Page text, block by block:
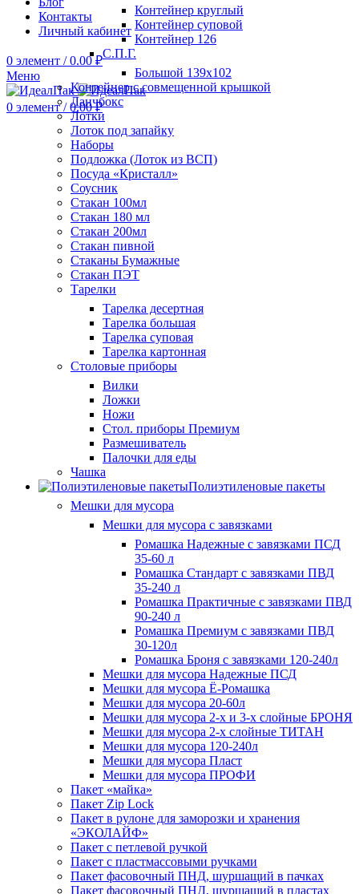
Контакты
Личный кабинет
0 элемент / 0.00₽
Меню
0 элемент / 0.00₽
Контейнер круглый
Контейнер суповой
Контейнер 126
С.П.Г.
Большой 139х102
Контейнер с совмещенной крышкой
Ланчбокс
Лотки
Лоток под запайку
Наборы
Подложка (Лоток из ВСП)
Посуда «Кристалл»
Соусник
Стакан 100мл
Стакан 180 мл
Стакан 200мл
Стакан пивной
Стаканы Бумажные
Стакан ПЭТ
Тарелки
Тарелка десертная
Тарелка большая
Тарелка суповая
Тарелка картонная
Столовые приборы
Вилки
Ложки
Ножи
Стол. приборы Премиум
Размешиватель
Палочки для еды
Чашка
Полиэтиленовые пакеты
Мешки для мусора
Мешки для мусора с завязками
Ромашка Надежные с завязками ПСД
35-60 л
Ромашка Стандарт с завязками ПВД
35-240 л
Ромашка Практичные с завязками ПВД
90-240 л
Ромашка Премиум с завязками ПВД
30-120л
Ромашка Броня с завязками 120-240л
Мешки для мусора Надежные ПСД
Мешки для мусора Ё-Ромашка
Мешки для мусора 20-60л
Мешки для мусора 2-х и 3-х слойные БРОНЯ
Мешки для мусора 2-х слойные ТИТАН
Мешки для мусора 120-240л
Мешки для мусора Пласт
Мешки для мусора ПРОФИ
Пакет «майка»
Пакет Zip Lock
Пакет в рулоне для заморозки и хранения
«ЭКОЛАЙФ»
Пакет с петлевой ручкой
Пакет с пластмассовыми ручками
Пакет фасовочный ПНД, шуршащий в пачках
Пакет фасовочный ПНД, шуршащий в пластах